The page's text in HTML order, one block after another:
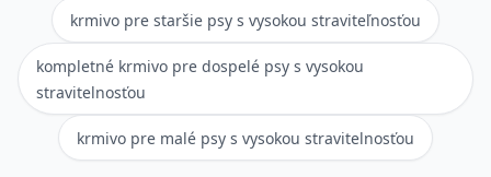
krmivo pre staršie psy s vysokou straviteľnosťou
kompletné krmivo pre dospelé psy s vysokou
stravitelnosťou
krmivo pre malé psy s vysokou stravitelnosťou